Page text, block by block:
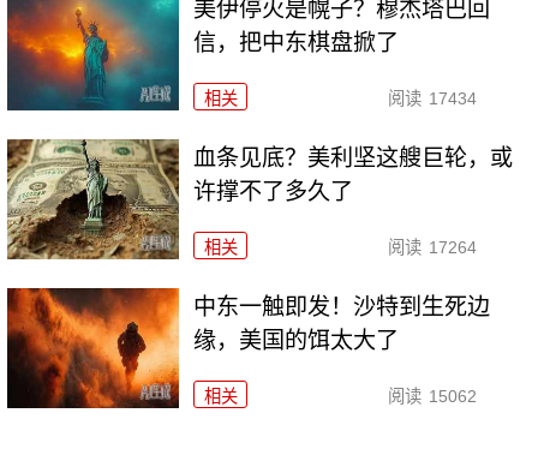
美伊停火是幌子？穆杰塔巴回
信，把中东棋盘掀了
相关 阅读 17434
血条见底？美利坚这艘巨轮，或
许撑不了多久了
相关 阅读 17264
中东一触即发！沙特到生死边
缘，美国的饵太大了
相关 阅读 15062